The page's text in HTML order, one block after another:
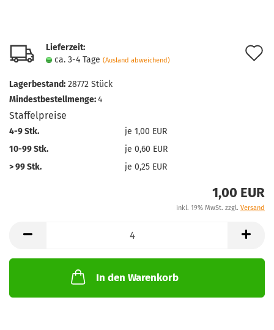
Lieferzeit:
ca. 3-4 Tage (Ausland abweichend)
Lagerbestand: 28772 Stück
Mindestbestellmenge:4
Staffelpreise
4-9 Stk.
je 1,00 EUR
10-99 Stk.
je 0,60 EUR
> 99 Stk.
je 0,25 EUR
1,00 EUR
inkl. 19% MwSt. zzgl. Versand
In den Warenkorb